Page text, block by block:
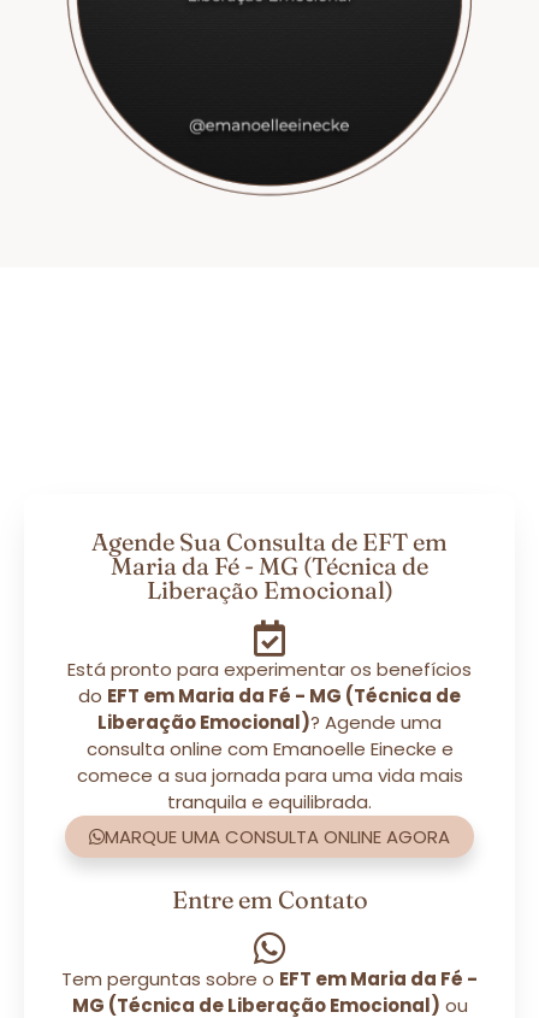
Agende Sua Consulta de EFT em
Maria da Fé - MG (Técnica de
Liberação Emocional)
Está pronto para experimentar os benefícios
do EFT em Maria da Fé - MG (Técnica de
Liberação Emocional)? Agende uma
consulta online com Emanoelle Einecke e
comece a sua jornada para uma vida mais
tranquila e equilibrada.
MARQUE UMA CONSULTA ONLINE AGORA
Entre em Contato
Tem perguntas sobre o EFT em Maria da Fé -
MG (Técnica de Liberação Emocional) ou